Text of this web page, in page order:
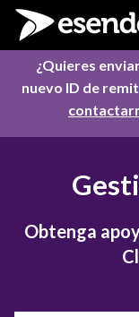
Skip to content
¿Quieres
nuevo ID de
Obtenga